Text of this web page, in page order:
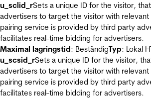
u_sclid_rSets a unique ID for the visitor,
advertisers to target the visitor with relevant
pairing service is provided by third party
facilitates real-time bidding for advertisers.
Maximal lagringstid: BeständigTyp: Lokal
u_scsid_rSets a unique ID for the visitor,
advertisers to target the visitor with relevant
pairing service is provided by third party
facilitates real-time bidding for advertisers.